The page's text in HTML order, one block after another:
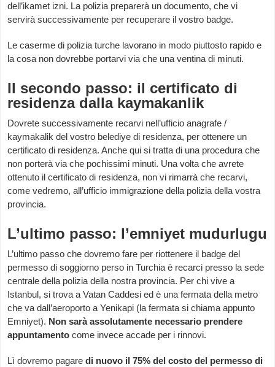
dell’ikamet izni. La polizia preparerà un documento, che vi
servirà successivamente per recuperare il vostro badge.
Le caserme di polizia turche lavorano in modo piuttosto rapido e
la cosa non dovrebbe portarvi via che una ventina di minuti.
Il secondo passo: il certificato di
residenza dalla kaymakanlik
Dovrete successivamente recarvi nell’ufficio anagrafe /
kaymakalik del vostro belediye di residenza, per ottenere un
certificato di residenza. Anche qui si tratta di una procedura che
non porterà via che pochissimi minuti. Una volta che avrete
ottenuto il certificato di residenza, non vi rimarrà che recarvi,
come vedremo, all’ufficio immigrazione della polizia della vostra
provincia.
L’ultimo passo: l’emniyet mudurlugu
L’ultimo passo che dovremo fare per riottenere il badge del
permesso di soggiorno perso in Turchia è recarci presso la sede
centrale della polizia della nostra provincia. Per chi vive a
Istanbul, si trova a Vatan Caddesi ed è una fermata della metro
che va dall’aeroporto a Yenikapi (la fermata si chiama appunto
Emniyet). Non sarà assolutamente necessario prendere
appuntamentocome invece accade per i rinnovi.
Lì dovremo pagaredi nuovo il 75% del costo del permesso di